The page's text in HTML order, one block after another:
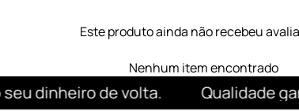
Este produto ainda não recebeu
Nenhum item encontrado
dinheiro de volta. Qualidade